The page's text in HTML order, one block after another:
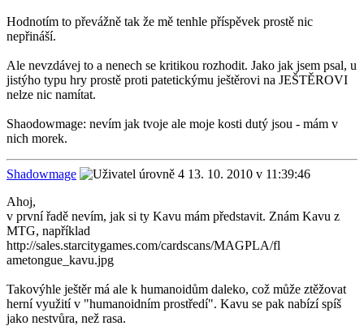
Hodnotím to převážně tak že mě tenhle příspěvek prostě nic
nepřináší.
Ale nevzdávej to a nenech se kritikou rozhodit. Jako jak jsem psal, u
jistýho typu hry prostě proti patetickýmu ještěrovi na JEŠTĚROVI
nelze nic namítat.
Shaodowmage: nevím jak tvoje ale moje kosti dutý jsou - mám v
nich morek.
Shadowmage
13. 10. 2010 v 11:39:46
Ahoj,
v první řadě nevím, jak si ty Kavu mám představit. Znám Kavu z
MTG, například
http://sales.starcitygames.com/cardscans/MAGPLA/fl
ametongue_kavu.jpg
Takovýhle ještěr má ale k humanoidům daleko, což může ztěžovat
herní využití v "humanoidním prostředí". Kavu se pak nabízí spíš
jako nestvůra, než rasa.